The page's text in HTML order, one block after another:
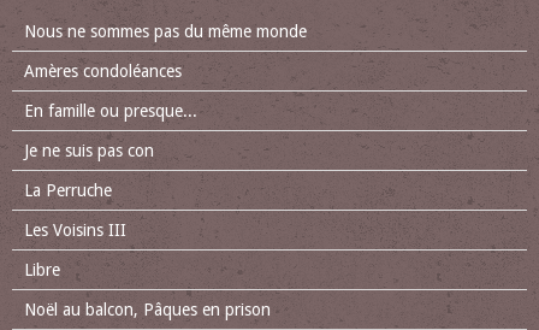
Nous ne sommes pas du même monde
Amères condoléances
En famille ou presque...
Je ne suis pas con
La Perruche
Les Voisins III
Libre
Noël au balcon, Pâques en prison